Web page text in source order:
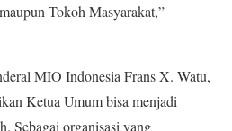
Tokoh Masyarakat,”
MIO Indonesia Frans X. Watu,
Ketua Umum bisa menjadi
Sebagai organisasi yang